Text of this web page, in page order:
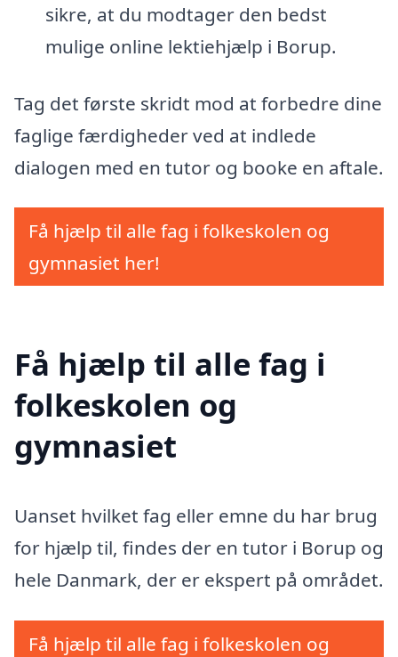
sikre, at du modtager den bedst
mulige online lektiehjælp i Borup.
Tag det første skridt mod at forbedre dine
faglige færdigheder ved at indlede
dialogen med en tutor og booke en aftale.
Få hjælp til alle fag i folkeskolen og
gymnasiet her!
Få hjælp til alle fag i
folkeskolen og
gymnasiet
Uanset hvilket fag eller emne du har brug
for hjælp til, findes der en tutor i Borup og
hele Danmark, der er ekspert på området.
Få hjælp til alle fag i folkeskolen og